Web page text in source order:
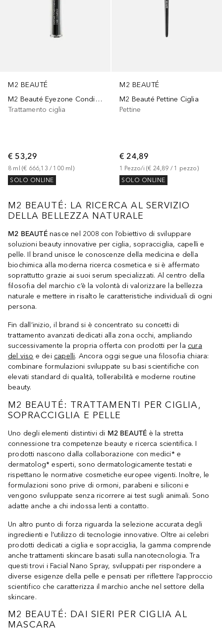
M2 BEAUTÉ
M2 Beauté Eyezone Conditioning Care Complex
Trattamento ciglia
€ 53,29
8 ml (€ 666,13 / 100 ml)
SOLO ONLINE
M2 BEAUTÉ
M2 Beauté Pettine Ciglia
Pettine
€ 24,89
1 Pezzo/i (€ 24,89 / 1 pezzo)
SOLO ONLINE
M2 BEAUTÉ: LA RICERCA AL SERVIZIO
DELLA BELLEZZA NATURALE
M2 BEAUTÉnasce nel 2008 con l’obiettivo di sviluppare
soluzioni beauty innovative per ciglia, sopracciglia, capelli e
pelle. Il brand unisce le conoscenze della medicina e della
biochimica alla moderna ricerca cosmetica e si è affermato
soprattutto grazie ai suoi serum specializzati. Al centro della
filosofia del marchio c’è la volontà di valorizzare la bellezza
naturale e mettere in risalto le caratteristiche individuali di ogni
persona.
Fin dall’inizio, il brand si è concentrato su concetti di
trattamento avanzati dedicati alla zona occhi, ampliando
successivamente la propria offerta con prodotti per la cura
del viso e dei capelli. Ancora oggi segue una filosofia chiara:
combinare formulazioni sviluppate su basi scientifiche con
elevati standard di qualità, tollerabilità e moderne routine
beauty.
M2 BEAUTÉ: TRATTAMENTI PER CIGLIA,
SOPRACCIGLIA E PELLE
Uno degli elementi distintivi di M2 BEAUTÉ è la stretta
connessione tra competenze beauty e ricerca scientifica. I
prodotti nascono dalla collaborazione con medici* e
dermatolog* esperti, sono dermatologicamente testati e
rispettano le normative cosmetiche europee vigenti. Inoltre, le
formulazioni sono prive di ormoni, parabeni e siliconi e
vengono sviluppate senza ricorrere ai test sugli animali. Sono
adatte anche a chi indossa lenti a contatto.
Un altro punto di forza riguarda la selezione accurata degli
ingredienti e l’utilizzo di tecnologie innovative. Oltre ai celebri
prodotti dedicati a ciglia e sopracciglia, la gamma comprende
anche trattamenti skincare basati sulla nanotecnologia. Tra
questi trovi i Facial Nano Spray, sviluppati per rispondere a
diverse esigenze della pelle e pensati per riflettere l’approccio
scientifico che caratterizza il marchio anche nel settore della
skincare.
M2 BEAUTÉ: DAI SIERI PER CIGLIA AL
MASCARA